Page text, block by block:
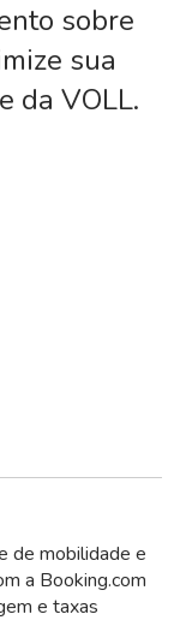
sobre
sua
da VOLL.
de mobilidade e
a Booking.com
e taxas